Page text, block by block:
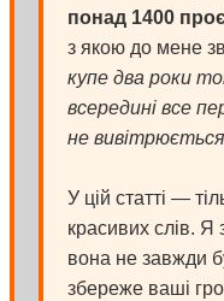
понад 1400
з якою до мене
купе два роки
всередині все
не
У цій статті —
красивих слів. Я
вона не завжди
збереже ваші